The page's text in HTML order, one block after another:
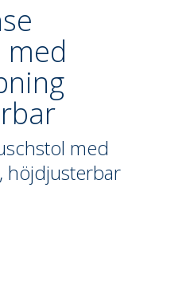
med
med
höjdjusterbar